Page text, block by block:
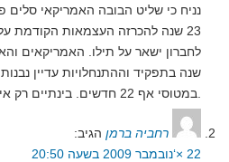
נניח כי שליט הבובה האמריקאי סלים
23 שנה להכרזה העצמאות הקודמת
לחברון ישאר על תילו. האמריקאים
שנה בתפקיד וההתנחלויות עדיין
רחביה ברמן הגיב:
22 ×‘נובמבר 2009 בשעה 20:50